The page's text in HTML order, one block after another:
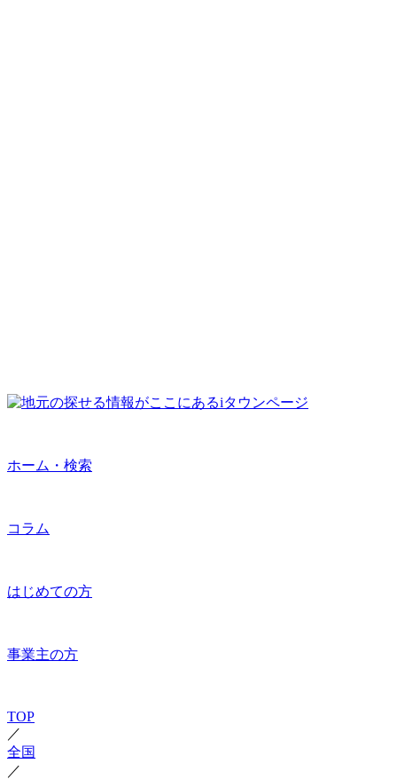
ホーム・検索
コラム
はじめての方
事業主の方
TOP
／
全国
／